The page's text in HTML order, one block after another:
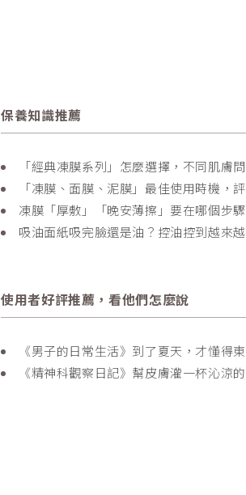
保養知識推薦
「經典凍膜系列」怎麼選擇，不同肌膚
「凍膜、面膜、泥膜」最佳使用時機，
凍膜「厚敷」「晚安薄擦」要在哪個步
吸油面紙吸完臉還是油？控油控到越來
使用者好評推薦，看他們怎麼說
《男子的日常生活》到了夏天，才懂得
《精神科觀察日記》幫皮膚灌一杯沁涼